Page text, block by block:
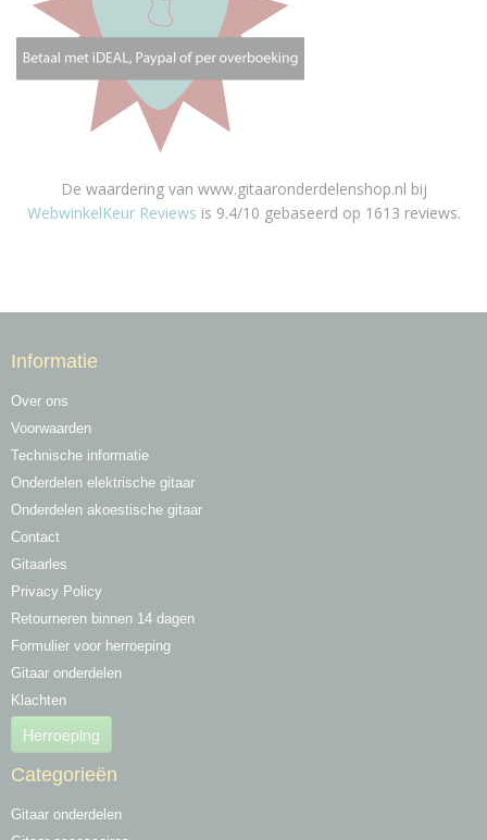
De waardering van www.gitaaronderdelenshop.nl bij
WebwinkelKeur Reviews is 9.4/10 gebaseerd op 1613 reviews.
Informatie
Over ons
Voorwaarden
Technische informatie
Onderdelen elektrische gitaar
Onderdelen akoestische gitaar
Contact
Gitaarles
Privacy Policy
Retourneren binnen 14 dagen
Formulier voor herroeping
Gitaar onderdelen
Klachten
Herroeping
Categorieën
Gitaar onderdelen